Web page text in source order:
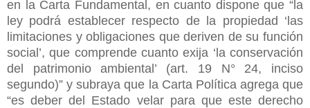
en la Carta Fundamental, en cuanto dispone que “la
ley podrá establecer respecto de la propiedad ‘las
limitaciones y obligaciones que deriven de su función
social’, que comprende cuanto exija ‘la conservación
del patrimonio ambiental’ (art. 19 N° 24, inciso
segundo)” y subraya que la Carta Política agrega que
“es deber del Estado velar para que este derecho